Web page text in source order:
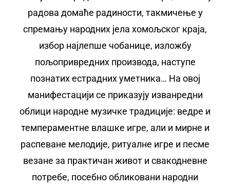
радова домаће радиности, такмичење у
спремању народних јела хомољског краја,
избор најлепше чобанице, изложбу
пољопривредних производа, наступе
познатих естрадних уметника… На овој
манифестацији се приказују изванредни
облици народне музичке традиције: ведре и
темпераментне влашке игре, али и мирне и
распеване мелодије, ритуалне игре и песме
везане за практичан живот и свакодневне
потребе, посебно обликовани народни